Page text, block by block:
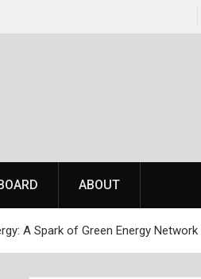
ARV & SKYLLER Open
ABOUT
A Spark of Green Energy Network